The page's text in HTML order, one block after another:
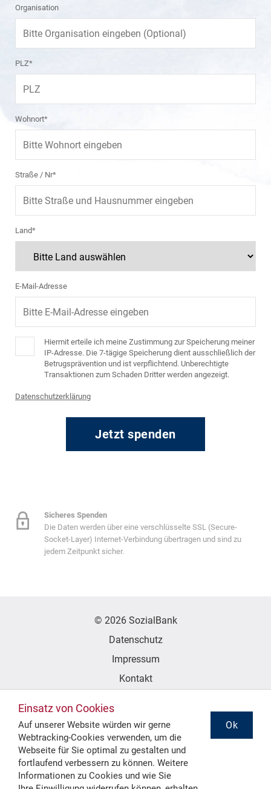
Organisation
PLZ*
Wohnort*
Straße / Nr*
Land*
E-Mail-Adresse
Hiermit erteile ich meine Zustimmung zur Speicherung meiner
IP-Adresse. Die 7-tägige Speicherung dient ausschließlich der
Betrugsprävention und ist verpflichtend. Unberechtigte
Transaktionen zum Schaden Dritter werden angezeigt.
Datenschutzerklärung
Jetzt spenden
Sicheres Spenden
Die Daten werden über eine verschlüsselte SSL (Secure-
Socket-Layer) Internet-Verbindung übertragen und sind zu
jedem Zeitpunkt sicher.
© 2026 SozialBank
Datenschutz
Impressum
Kontakt
Folgen Sie uns
Einsatz von Cookies
Auf unserer Website würden wir gerne
Webtracking-Cookies verwenden, um die
Webseite für Sie optimal zu gestalten und
fortlaufend verbessern zu können. Weitere
Informationen zu Cookies und wie Sie
Ok